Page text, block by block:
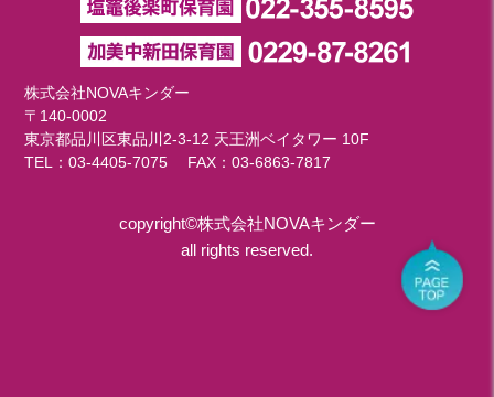
株式会社NOVAキンダー
〒140-0002
東京都品川区東品川2-3-12 天王洲ベイタワー 10F
TEL：03-4405-7075 FAX：03-6863-7817
copyright©株式会社NOVAキンダー
all rights reserved.